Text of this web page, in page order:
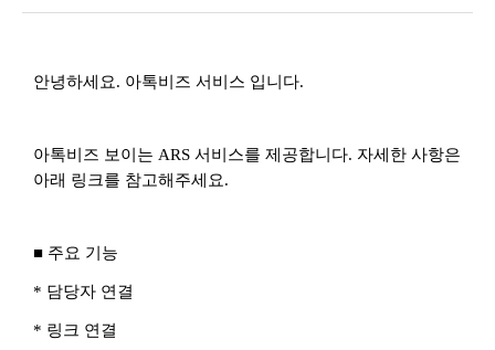
안녕하세요. 아톡비즈 서비스 입니다.
아톡비즈 보이는 ARS 서비스를 제공합니다. 자세한 사항은
아래 링크를 참고해주세요.
■ 주요 기능
* 담당자 연결
* 링크 연결